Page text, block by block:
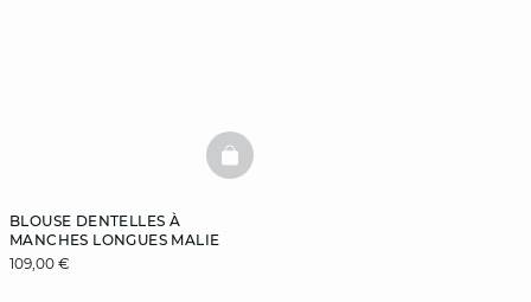
BLOUSE DENTELLES À
MANCHES LONGUES MALIE
109,00 €
BASKETFULL